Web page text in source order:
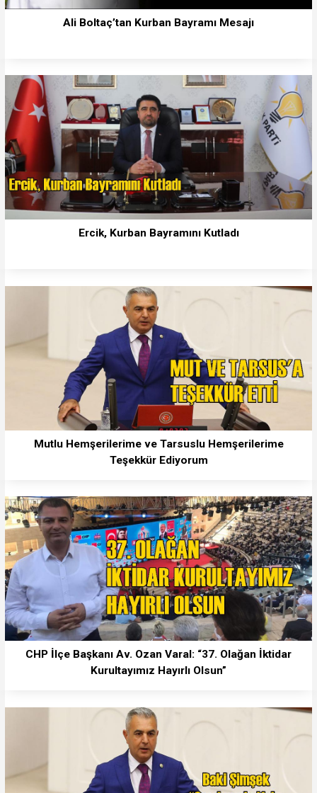
Ali Boltaç’tan Kurban Bayramı Mesajı
Ercik, Kurban Bayramını Kutladı
Mutlu Hemşerilerime ve Tarsuslu Hemşerilerime
Teşekkür Ediyorum
CHP İlçe Başkanı Av. Ozan Varal: “37. Olağan İktidar
Kurultayımız Hayırlı Olsun”